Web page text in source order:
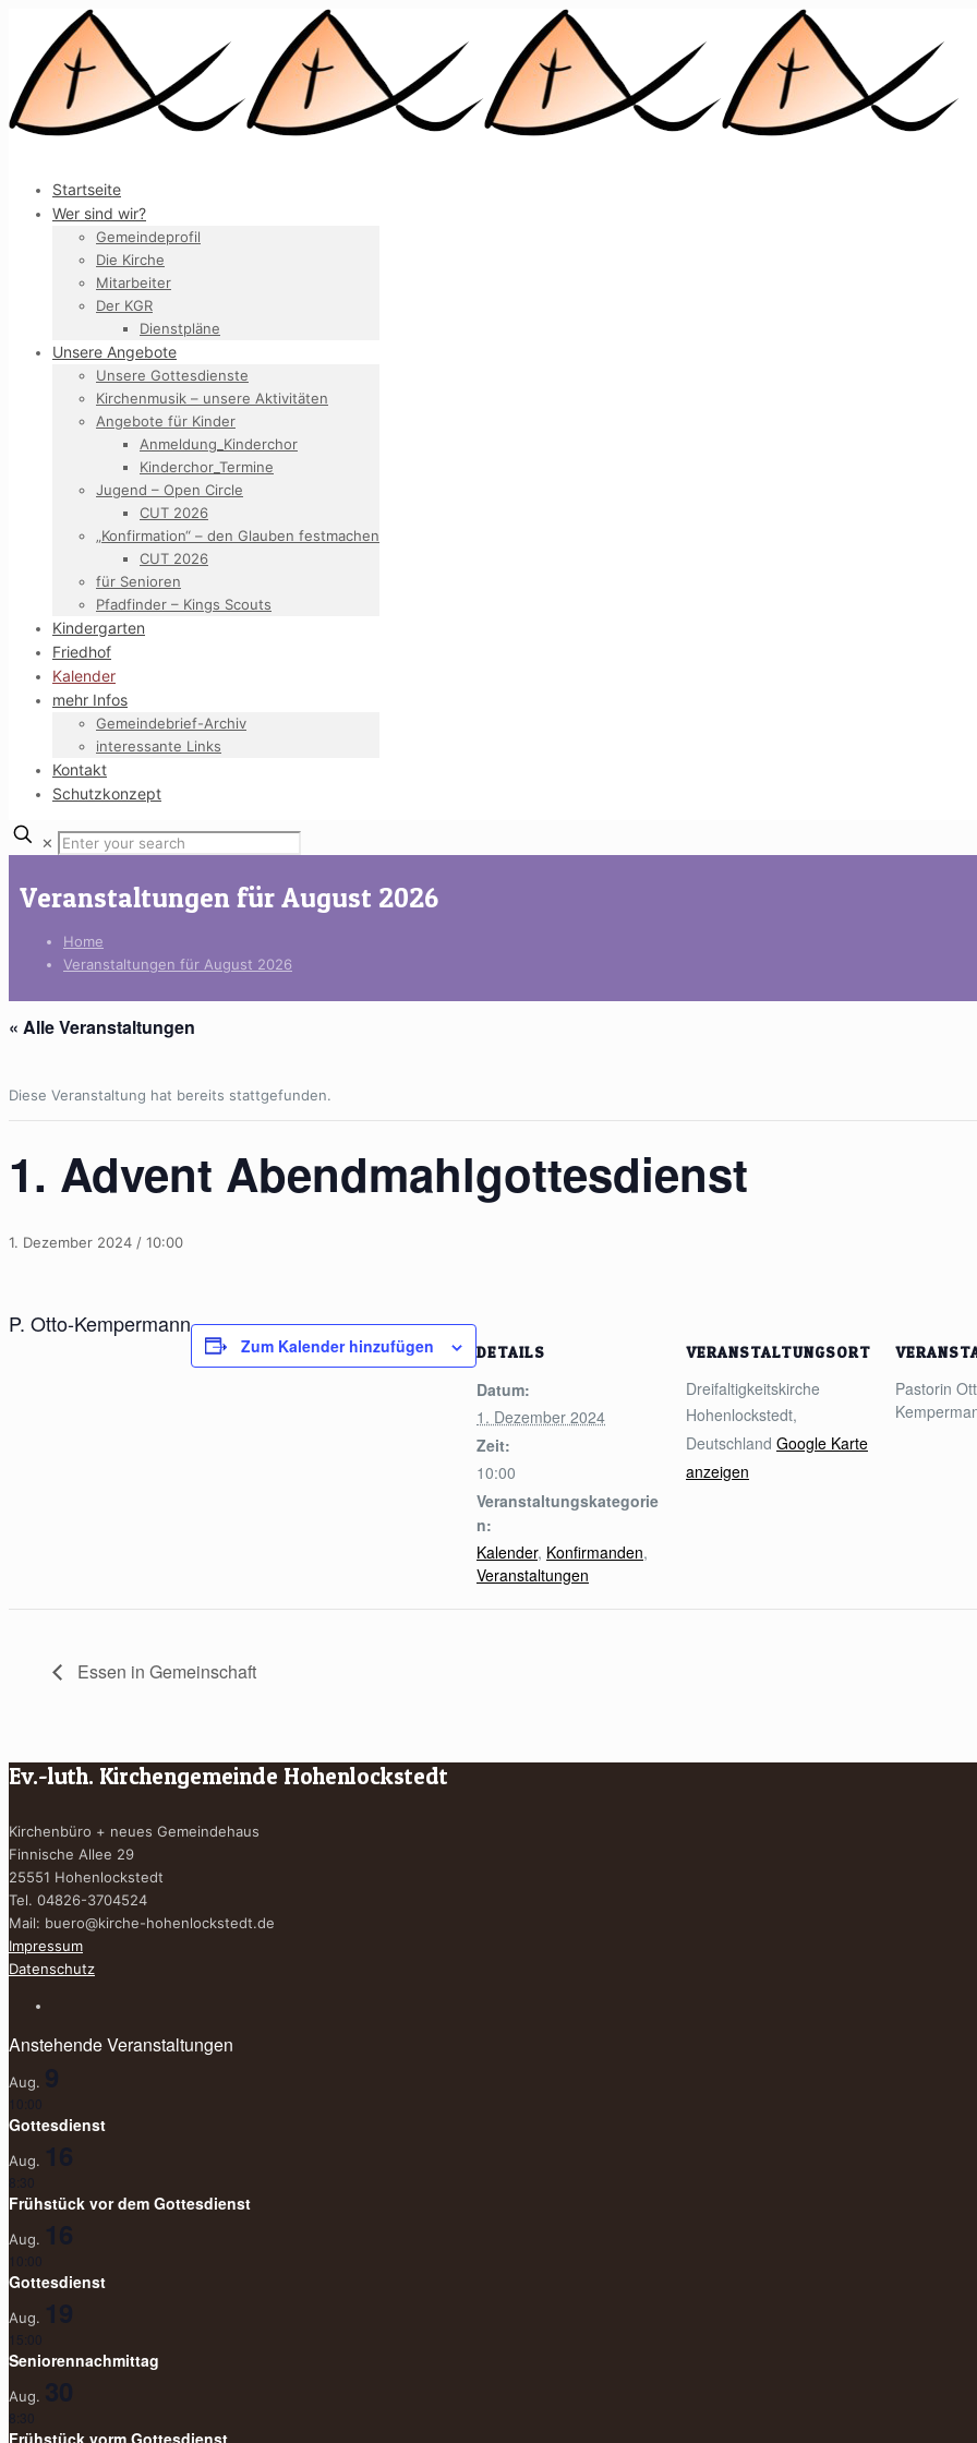
Startseite
Wer sind wir?
Gemeindeprofil
Die Kirche
Mitarbeiter
Der KGR
Dienstpläne
Unsere Angebote
Unsere Gottesdienste
Kirchenmusik – unsere Aktivitäten
Angebote für Kinder
Anmeldung_Kinderchor
Kinderchor_Termine
Jugend – Open Circle
CUT 2026
„Konfirmation“ – den Glauben festmachen
CUT 2026
für Senioren
Pfadfinder – Kings Scouts
Kindergarten
Friedhof
Kalender
mehr Infos
Gemeindebrief-Archiv
interessante Links
Kontakt
Schutzkonzept
✕
Veranstaltungen für August 2026
Home
Veranstaltungen für August 2026
« Alle Veranstaltungen
Diese Veranstaltung hat bereits stattgefunden.
1. Advent Abendmahlgottesdienst
1. Dezember 2024 / 10:00
P. Otto-Kempermann
Zum Kalender hinzufügen DETAILS
Datum:
1. Dezember 2024
Zeit:
10:00
Veranstaltungskategorie
n:
Kalender, Konfirmanden,
Veranstaltungen
VERANSTALTUNGSORT
Dreifaltigkeitskirche
Hohenlockstedt,
Deutschland Google Karte
anzeigen
Pastorin
Essen in Gemeinschaft
Ev.-luth. Kirchengemeinde Hohenlockstedt
Kirchenbüro + neues Gemeindehaus
Finnische Allee 29
25551 Hohenlockstedt
Tel. 04826-3704524
Mail: buero@kirche-hohenlockstedt.de
Impressum
Datenschutz
Anstehende Veranstaltungen
Aug. 9
10:00
Gottesdienst
Aug. 16
8:30
Frühstück vor dem Gottesdienst
Aug. 16
10:00
Gottesdienst
Aug. 19
15:00
Seniorennachmittag
Aug. 30
8:30